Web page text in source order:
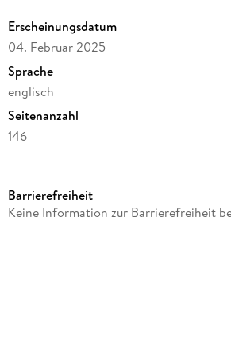
Erscheinungsdatum
04. Februar 2025
Sprache
englisch
Seitenanzahl
146
Autor/Autorin
Barrierefreiheit
Keine Information zur Barrierefreiheit